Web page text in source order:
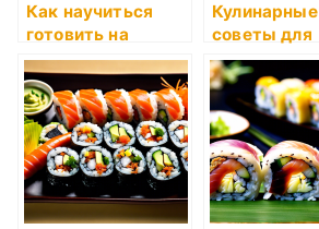
Как научиться
готовить на
основе семейных
рецептов
Кулинарные
советы для
новичков